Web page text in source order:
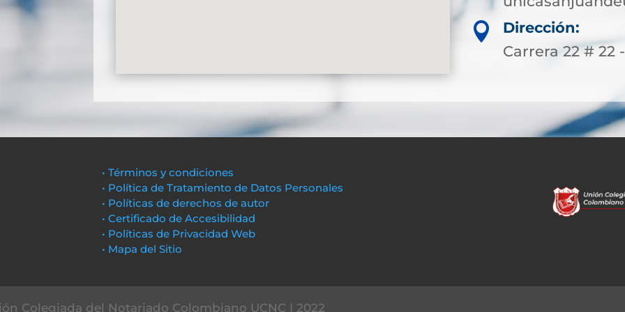

Dirección:
Carrera 22 # 22
• Términos y condiciones
• Política de Tratamiento de Datos Personales
• Políticas de derechos de autor
• Certificado de Accesibilidad
• Políticas de Privacidad Web
• Mapa del Sitio
Colegiada del Notariado Colombiano UCNC | 2022